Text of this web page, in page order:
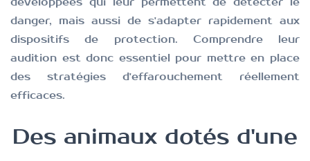
danger, mais aussi de s'adapter rapidement aux
dispositifs de protection. Comprendre leur
audition est donc essentiel pour mettre en place
des stratégies d'effarouchement réellement
efficaces.
Des animaux dotés d'une